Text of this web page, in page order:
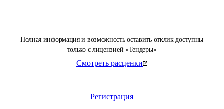
Полная информация и возможность оставить отклик доступны
только с лицензией «Тендеры»
Смотреть расценки
Регистрация